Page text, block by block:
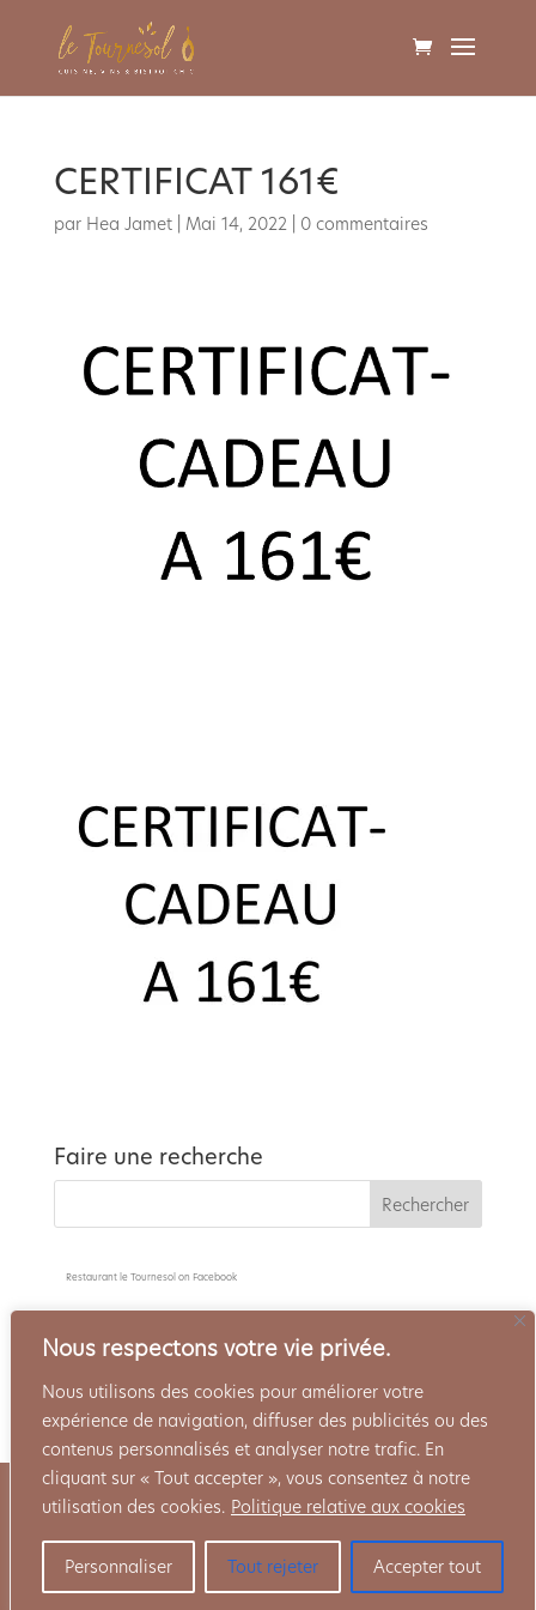
Nous respectons votre vie privée.
Nous utilisons des cookies pour améliorer votre
expérience de navigation, diffuser des publicités ou des
contenus personnalisés et analyser notre trafic. En
cliquant sur « Tout accepter », vous consentez à notre
utilisation des cookies. Politique relative aux cookies
Personnaliser Tout rejeter Accepter tout
CERTIFICAT 161€
par Hea Jamet| Mai 14, 2022| 0 commentaires
Faire une recherche
Restaurant le Tournesolon Facebook
Politique de confidentialité
Mentions Légales
Côté Cave
Réservation